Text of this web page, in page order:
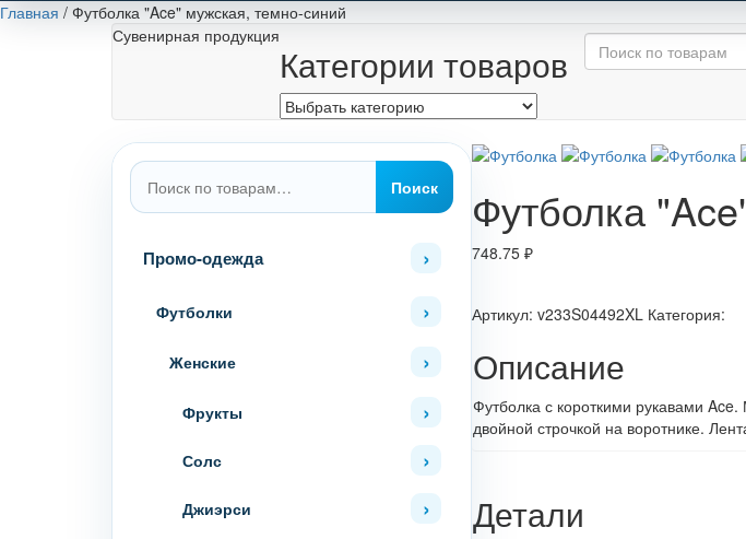
Главная / Футболка "Ace" мужская, темно-синий
Сувенирная продукция
Категории товаров
Искать:
Поиск
Промо-одежда
Футболки
Женские
Фрукты
Солс
Джиэрси
Футболка
748.75 ₽
Артикул: v233S04492XL Категория:
Описание
Футболка с короткими рукавами
двойной строчкой на воротнике.
Детали